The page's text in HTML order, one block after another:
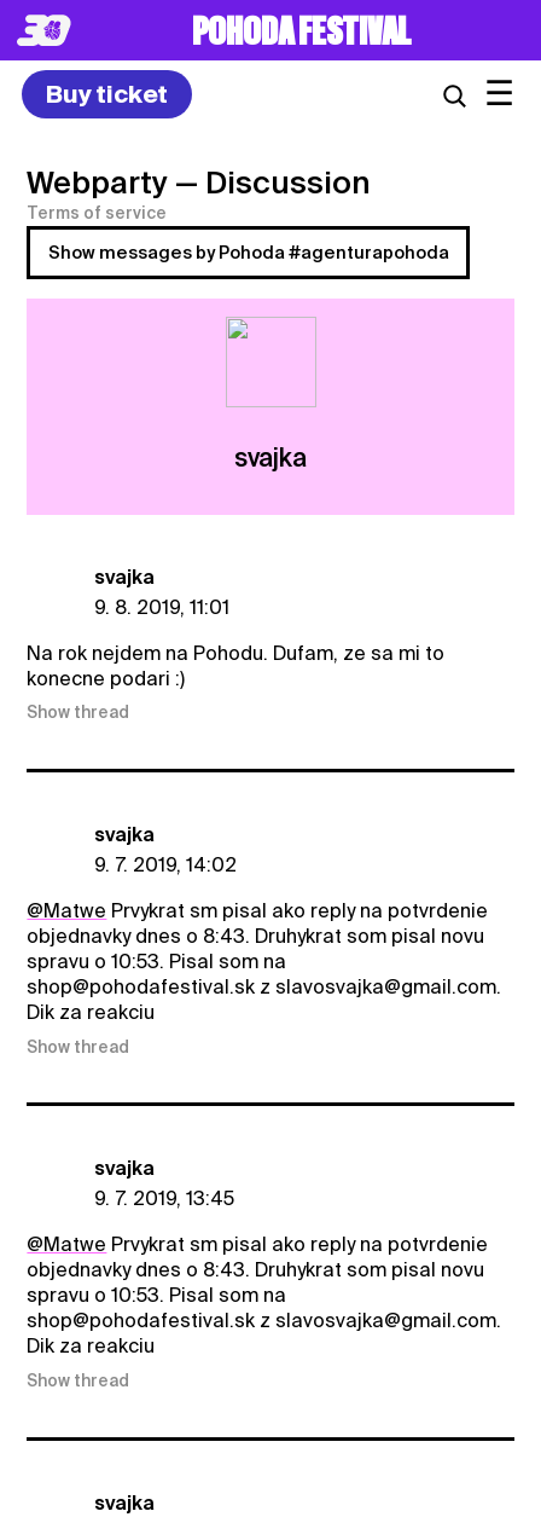
POHODA FESTIVAL
Buy ticket ☰
Webparty — Discussion
Terms of service
Show messages by Pohoda #agenturapohoda
svajka
svajka
9. 8. 2019, 11:01
Na rok nejdem na Pohodu. Dufam, ze sa mi to
konecne podari :)
Show thread
svajka
9. 7. 2019, 14:02
@Matwe Prvykrat sm pisal ako reply na potvrdenie
objednavky dnes o 8:43. Druhykrat som pisal novu
spravu o 10:53. Pisal som na
shop@pohodafestival.sk z slavosvajka@gmail.com.
Dik za reakciu
Show thread
svajka
9. 7. 2019, 13:45
@Matwe Prvykrat sm pisal ako reply na potvrdenie
objednavky dnes o 8:43. Druhykrat som pisal novu
spravu o 10:53. Pisal som na
shop@pohodafestival.sk z slavosvajka@gmail.com.
Dik za reakciu
Show thread
svajka